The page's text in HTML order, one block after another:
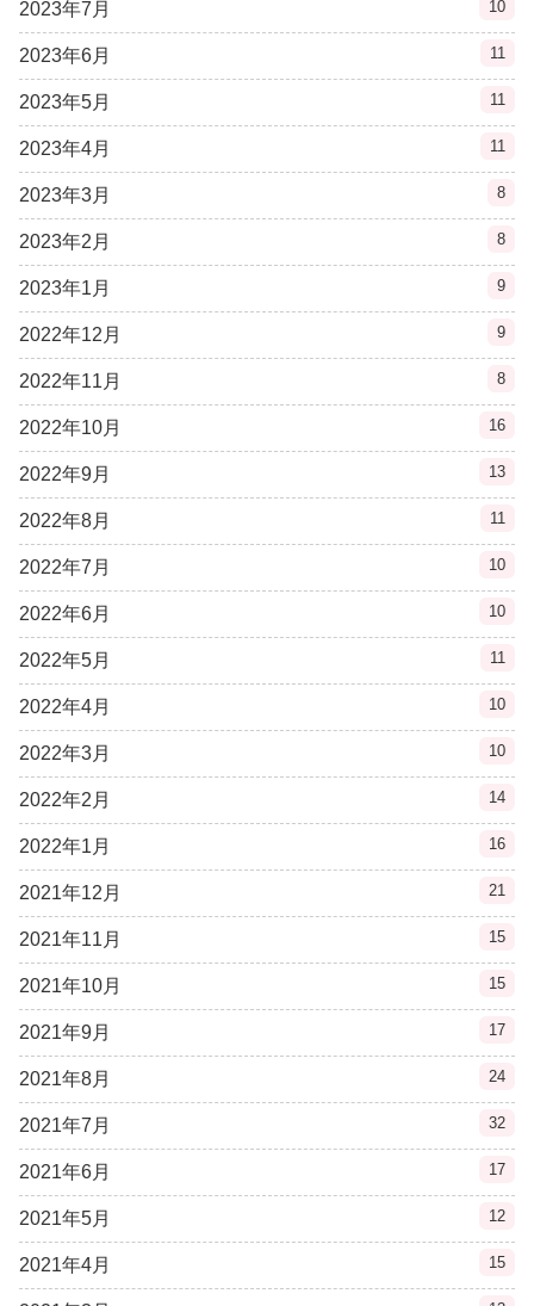
2023年7月 10
2023年6月 11
2023年5月 11
2023年4月 11
2023年3月 8
2023年2月 8
2023年1月 9
2022年12月 9
2022年11月 8
2022年10月 16
2022年9月 13
2022年8月 11
2022年7月 10
2022年6月 10
2022年5月 11
2022年4月 10
2022年3月 10
2022年2月 14
2022年1月 16
2021年12月 21
2021年11月 15
2021年10月 15
2021年9月 17
2021年8月 24
2021年7月 32
2021年6月 17
2021年5月 12
2021年4月 15